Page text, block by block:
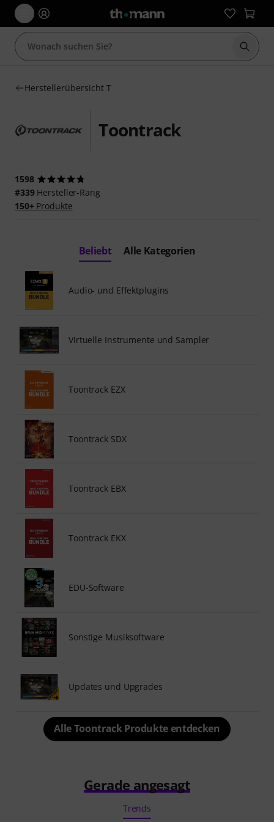
Suche
Herstellerübersicht T
Toontrack
1598
#339Hersteller-Rang
150+Produkte
Beliebt Alle Kategorien
Audio- und Effektplugins
Virtuelle Instrumente und Sampler
Toontrack EZX
Toontrack SDX
Toontrack EBX
Toontrack EKX
EDU-Software
Sonstige Musiksoftware
Updates und Upgrades
Alle Toontrack Produkte entdecken
Gerade angesagt
Trends